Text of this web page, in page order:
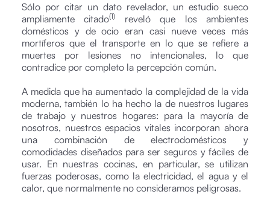
Sólo por citar un dato revelador, un estudio sueco
ampliamente citado(1)
reveló que los ambientes
domésticos y de ocio eran casi nueve veces más
mortíferos que el transporte en lo que se refiere a
muertes por lesiones no intencionales, lo que
contradice por completo la percepción común.
A medida que ha aumentado la complejidad de la vida
moderna, también lo ha hecho la de nuestros lugares
de trabajo y nuestros hogares: para la mayoría de
nosotros, nuestros espacios vitales incorporan ahora
una combinación de electrodomésticos y
comodidades diseñados para ser seguros y fáciles de
usar. En nuestras cocinas, en particular, se utilizan
fuerzas poderosas, como la electricidad, el agua y el
calor, que normalmente no consideramos peligrosas.